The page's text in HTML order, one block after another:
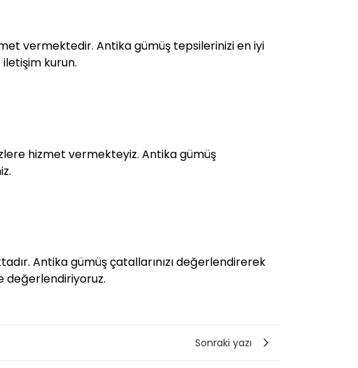
vermektedir. Antika gümüş tepsilerinizi en iyi
kurun.
hizmet vermekteyiz. Antika gümüş
Antika gümüş çatallarınızı değerlendirerek
değerlendiriyoruz.
Sonraki yazı